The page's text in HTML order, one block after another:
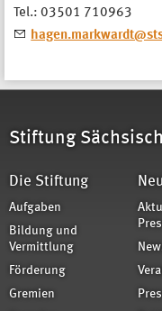
Tel.: 03501 710963
Stiftung
Die Stiftung
Aufgaben
Bildung und
Vermittlung
Förderung
Gremien